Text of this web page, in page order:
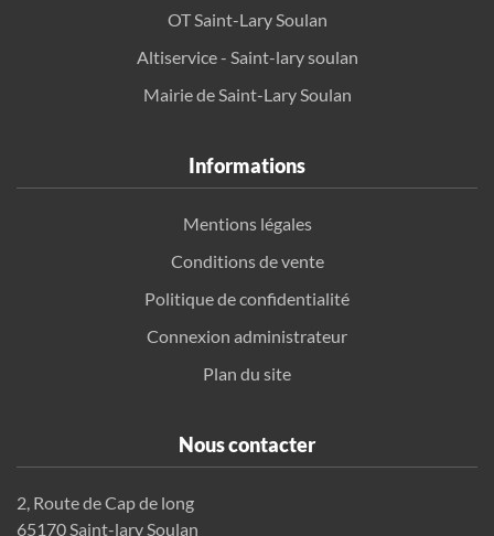
OT Saint-Lary Soulan
Altiservice - Saint-lary soulan
Mairie de Saint-Lary Soulan
Informations
Mentions légales
Conditions de vente
Politique de confidentialité
Connexion administrateur
Plan du site
Nous contacter
2, Route de Cap de long
65170 Saint-lary Soulan